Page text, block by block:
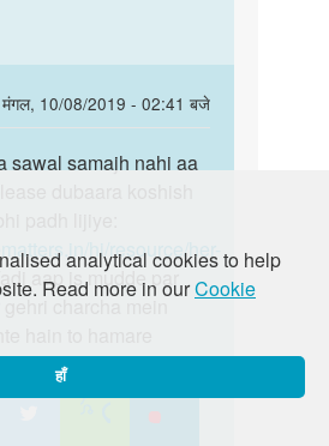
analytical cookies to help
Read more in ourCookie
हाँ
मंगल, 10/08/2019 - 02:41 बजे
sawal samajh nahi aa
padh lijiye:
hi/resource/her-
aap is mudde par
“Just Poocho”
shamil ho!
en/forum